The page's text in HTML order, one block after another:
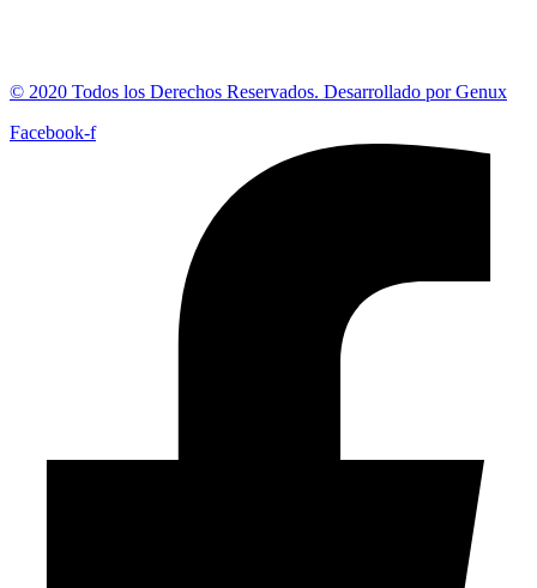
© 2020 Todos los Derechos Reservados. Desarrollado por Genux
Facebook-f